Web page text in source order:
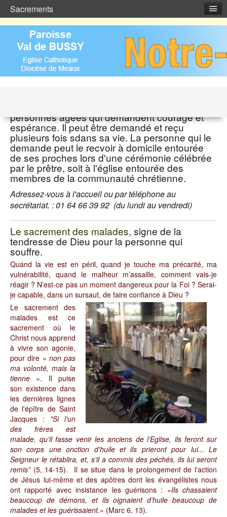
personnes âgées qui demandent courage et
espérance. Il peut être demandé et reçu
plusieurs fois sdans sa vie. La personne qui le
demande peut le recvoir à domicile entourée
de ses proches lors d'une cérémonie célébrée
par le prêtre, soit à l'église entourée des
membres de la communauté chrétienne.
Adressez-vous à l'accueil ou par téléphoneau
secrétariat. :01 64 66 39 92 (du lundi au vendredi)
Le sacrement des malades, signe de la
tendresse de Dieu pour la personne qui
souffre.
Quand la vie est en péril, quand je touche ma précarité, ma
vulnérabilité, quand le malheur m’assaille, comment vais-je
réagir ? N’est-ce pas un moment dangereux pour la Foi ? Serai-
je capable, dans un sursaut, de faire confiance à Dieu ?
Le sacrement des
malades est ce
sacrement où le
Christ nous apprend
à vivre son agonie,
pour dire « non pas
ma volonté, mais la
tienne ». Il puise
son existence dans
les dernières lignes
de l'épître de Saint
Jacques : "Si l'un
des frères est
malade, qu'il fasse venir les anciens de l’Eglise, ils feront sur
son corps une onction d'huile et ils prieront pour lui... Le
Seigneur le rétablira, et, s’il a commis des péchés, ils lui seront
remis” (5, 14-15). Il se situe dans le prolongement de l'action
de Jésus lui-même et des apôtres dont les évangélistes nous
ont rapporté avec insistance les guérisons : «Ils chassaient
beaucoup de démons, et ils oignaient d'huile beaucoup de
malades et les guérissaient.» (Marc 6, 13).
Sacrements